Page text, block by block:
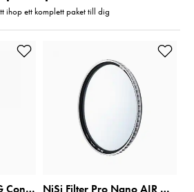
ihop ett komplett paket till dig
Sigma 35mm f/2 DG Contemporary L-mount NiSi Filter Pro Nano AIR UV 58mm